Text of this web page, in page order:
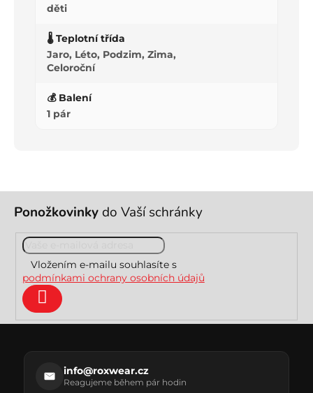
děti
🌡️ Teplotní třída
Jaro, Léto, Podzim, Zima,
Celoroční
💰 Balení
1 pár
Z
Ponožkovinky do Vaší schránky
Vložením e-mailu souhlasíte s
podmínkami ochrany osobních údajů
Přihlásit
info@roxwear.cz
Reagujeme během pár hodin